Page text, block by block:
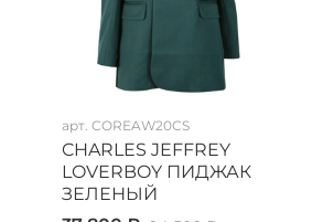
арт. COREAW20CS
CHARLES JEFFREY
LOVERBOY ПИДЖАК
ЗЕЛЕНЫЙ